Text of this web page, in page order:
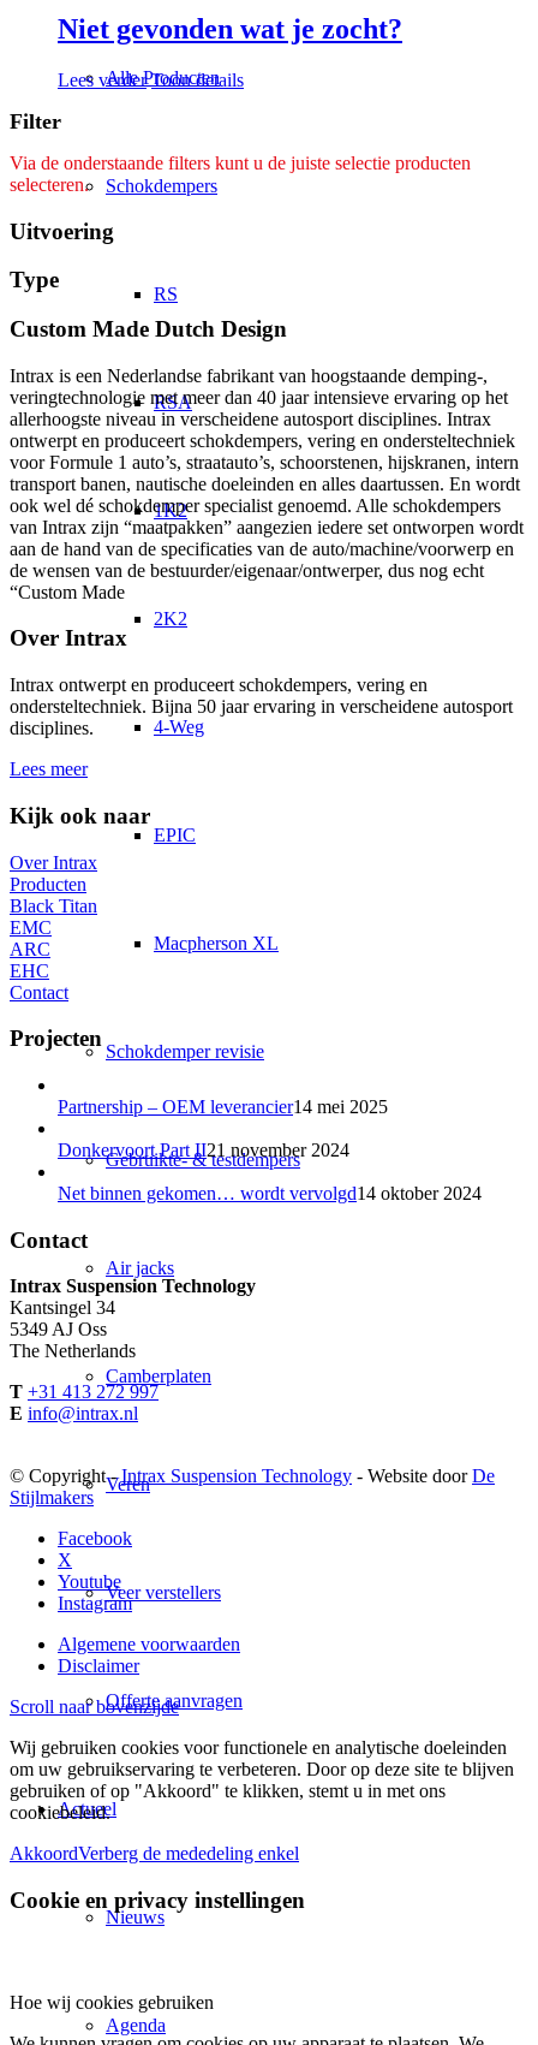
Alle Producten
Schokdempers
RS
RSA
1K2
2K2
4-Weg
EPIC
Macpherson XL
Schokdemper revisie
Gebruikte- & testdempers
Air jacks
Camberplaten
Veren
Veer verstellers
Offerte aanvragen
Actueel
Nieuws
Agenda
Niet gevonden wat je zocht?
Lees verder Toon details
Filter
Via de onderstaande filters kunt u de juiste selectie producten
selecteren.
Uitvoering
Type
Custom Made Dutch Design
Intrax is een Nederlandse fabrikant van hoogstaande demping-,
veringtechnologie met meer dan 40 jaar intensieve ervaring op het
allerhoogste niveau in verscheidene autosport disciplines. Intrax
ontwerpt en produceert schokdempers, vering en ondersteltechniek
voor Formule 1 auto’s, straatauto’s, schoorstenen, hijskranen, intern
transport banen, nautische doeleinden en alles daartussen. En wordt
ook wel dé schokdemper specialist genoemd. Alle schokdempers
van Intrax zijn “maatpakken” aangezien iedere set ontworpen wordt
aan de hand van de specificaties van de auto/machine/voorwerp en
de wensen van de bestuurder/eigenaar/ontwerper, dus nog echt
“Custom Made
Over Intrax
Intrax ontwerpt en produceert schokdempers, vering en
ondersteltechniek. Bijna 50 jaar ervaring in verscheidene autosport
disciplines.
Lees meer
Kijk ook naar
Over Intrax
Producten
Black Titan
EMC
ARC
EHC
Contact
Projecten
Partnership – OEM leverancier14 mei 2025
Donkervoort Part II21 november 2024
Net binnen gekomen… wordt vervolgd14 oktober 2024
Contact
Intrax Suspension Technology
Kantsingel 34
5349 AJ Oss
The Netherlands
T +31 413 272 997
E info@intrax.nl
© Copyright -Intrax Suspension Technology - Website doorDe
Stijlmakers
Facebook
X
Youtube
Instagram
Algemene voorwaarden
Disclaimer
Scroll naar bovenzijde
Wij gebruiken cookies voor functionele en analytische doeleinden
om uw gebruikservaring te verbeteren. Door op deze site te blijven
gebruiken of op "Akkoord" te klikken, stemt u in met ons
cookiebeleid.
AkkoordVerberg de mededeling enkel
Cookie en privacy instellingen
Hoe wij cookies gebruiken